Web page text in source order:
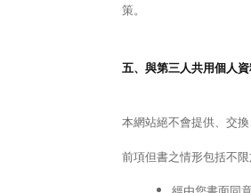
策。
五、與第三人共用個人
本網站絕不會提供、交
前項但書之情形包括不限